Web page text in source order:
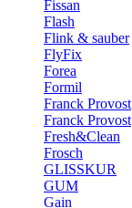
Fissan
Flash
Flink & sauber
FlyFix
Forea
Formil
Franck Provost
Franck Provost
Fresh&Clean
Frosch
GLISSKUR
GUM
Gain